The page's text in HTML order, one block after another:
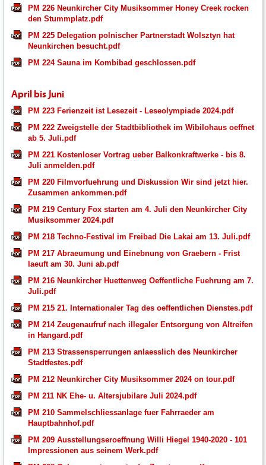
PM 226 Neunkircher City Musiksommer Honey Creek rocken
den Stummplatz.pdf
PM 225 Delegation polnischer Partnerstadt Wolsztyn hat
Neunkirchen besucht.pdf
PM 224 Sauna im Kombibad geschlossen.pdf
April bis Juni
PM 223 Ferienzeit ist Lesezeit - Leseolympiade 2024.pdf
PM 222 Zweigstelle der Stadtbibliothek im Wibilohaus oeffnet
ab 5. Juli.pdf
PM 221 Kostenloser Vortrag ueber Balkonkraftwerke - bis 8.
Juli anmelden.pdf
PM 220 Filmvorfuehrung und Diskussion Wir sind jetzt hier.
Zusammen ankommen.pdf
PM 219 Century Fox starten am 4. Juli den Neunkircher City
Musiksommer 2024.pdf
PM 218 Techno-Festival im Freibad Die Lakai am 13. Juli.pdf
PM 217 Abraeumung und Einebnung von Graebern - Frist
laeuft am 30. Juni ab.pdf
PM 216 Neunkircher Huettenweg Oeffentliche Fuehrung am 7.
Juli.pdf
PM 215 21. Internationaler Tag des oeffentlichen Dienstes.pdf
PM 214 Zeugenaufruf nach illegaler Entsorgung von Altreifen
in Hangard.pdf
PM 213 Strassensperrungen anlaesslich des Neunkircher
Stadtfestes.pdf
PM 212 Neunkircher City Musiksommer 2024 on tour.pdf
PM 211 NK Ehe- u. Altersjubilare Juli 2024.pdf
PM 210 Sammelschliessanlage fuer Fahrraeder am
Hauptbahnhof.pdf
PM 209 Ausstellungseroeffnung Willi Hiegel 1940-2020 - 101
Impressionen aus seinem Werk.pdf